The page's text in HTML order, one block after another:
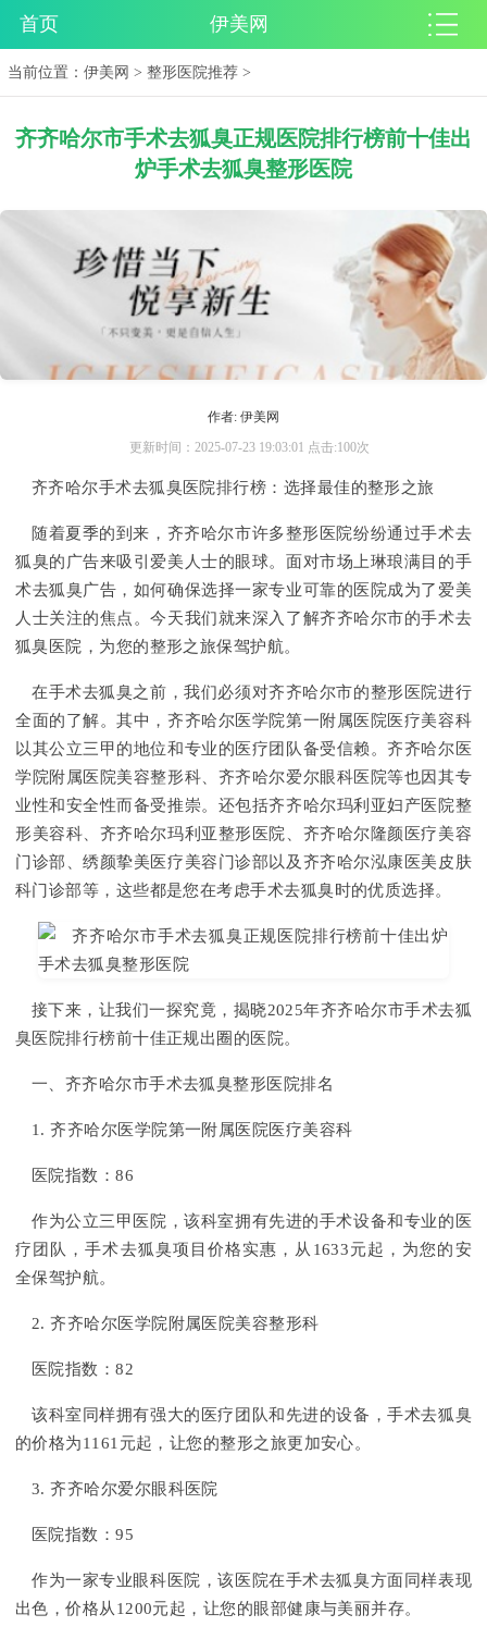
首页 伊美网
当前位置：伊美网 >整形医院推荐 >
齐齐哈尔市手术去狐臭正规医院排行榜前十佳出
炉手术去狐臭整形医院
作者: 伊美网
更新时间：2025-07-23 19:03:01 点击:100次
齐齐哈尔手术去狐臭医院排行榜：选择最佳的整形之旅
随着夏季的到来，齐齐哈尔市许多整形医院纷纷通过手术去
狐臭的广告来吸引爱美人士的眼球。面对市场上琳琅满目的手
术去狐臭广告，如何确保选择一家专业可靠的医院成为了爱美
人士关注的焦点。今天我们就来深入了解齐齐哈尔市的手术去
狐臭医院，为您的整形之旅保驾护航。
在手术去狐臭之前，我们必须对齐齐哈尔市的整形医院进行
全面的了解。其中，齐齐哈尔医学院第一附属医院医疗美容科
以其公立三甲的地位和专业的医疗团队备受信赖。齐齐哈尔医
学院附属医院美容整形科、齐齐哈尔爱尔眼科医院等也因其专
业性和安全性而备受推崇。还包括齐齐哈尔玛利亚妇产医院整
形美容科、齐齐哈尔玛利亚整形医院、齐齐哈尔隆颜医疗美容
门诊部、绣颜挚美医疗美容门诊部以及齐齐哈尔泓康医美皮肤
科门诊部等，这些都是您在考虑手术去狐臭时的优质选择。
接下来，让我们一探究竟，揭晓2025年齐齐哈尔市手术去狐
臭医院排行榜前十佳正规出圈的医院。
一、齐齐哈尔市手术去狐臭整形医院排名
1. 齐齐哈尔医学院第一附属医院医疗美容科
医院指数：86
作为公立三甲医院，该科室拥有先进的手术设备和专业的医
疗团队，手术去狐臭项目价格实惠，从1633元起，为您的安
全保驾护航。
2. 齐齐哈尔医学院附属医院美容整形科
医院指数：82
该科室同样拥有强大的医疗团队和先进的设备，手术去狐臭
的价格为1161元起，让您的整形之旅更加安心。
3. 齐齐哈尔爱尔眼科医院
医院指数：95
作为一家专业眼科医院，该医院在手术去狐臭方面同样表现
出色，价格从1200元起，让您的眼部健康与美丽并存。